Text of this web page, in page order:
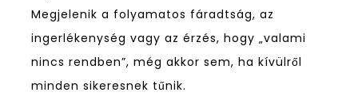
Megjelenik a folyamatos fáradtság, az
ingerlékenység vagy az érzés, hogy „valami
nincs rendben”, még akkor sem, ha kívülről
minden sikeresnek tűnik.